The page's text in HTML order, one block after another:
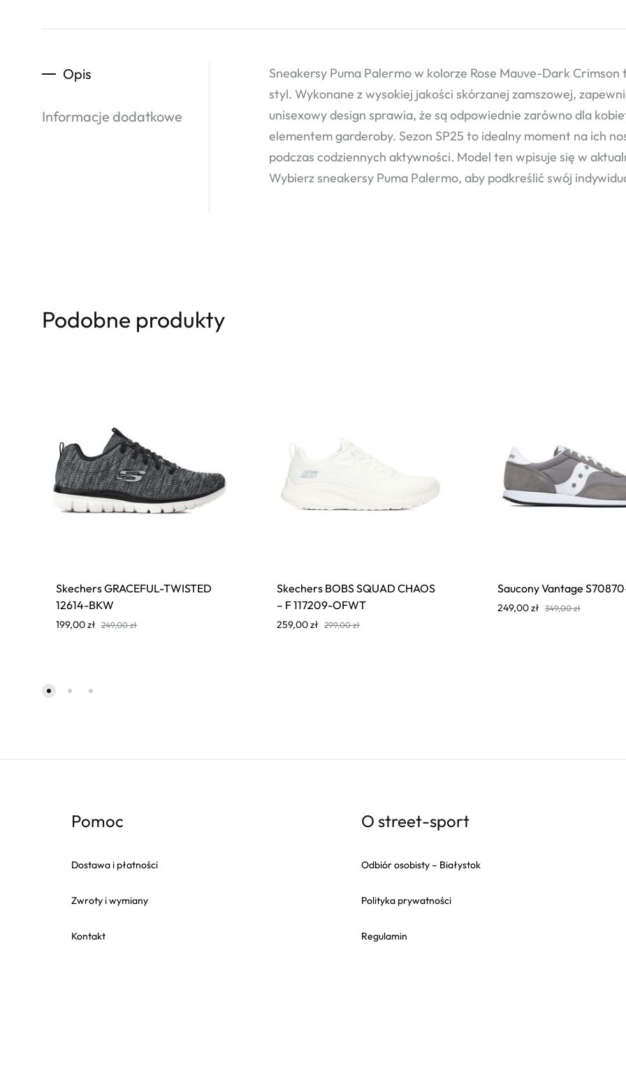
Opis
Informacje dodatkowe
Sneakersy Puma Palermo w kolorze Rose Mauve-Dark
styl. Wykonane z wysokiej jakości skórzanej zamszowej,
unisexowy design sprawia, że są odpowiednie zarówno dla
elementem garderoby. Sezon SP25 to idealny moment na ich
podczas codziennych aktywności. Model ten wpisuje się w
Wybierz sneakersy Puma Palermo, aby podkreślić swój
Podobne produkty
Skechers GRACEFUL-TWISTED
12614-BKW
199,00zł 249,00zł
Skechers BOBS SQUAD CHAOS
– F 117209-OFWT
259,00zł 299,00zł
Saucony Vantage
249,00zł 349,00zł
Pomoc
Dostawa i płatności
Zwroty i wymiany
Kontakt
O street-sport
Odbiór osobisty – Białystok
Polityka prywatności
Regulamin